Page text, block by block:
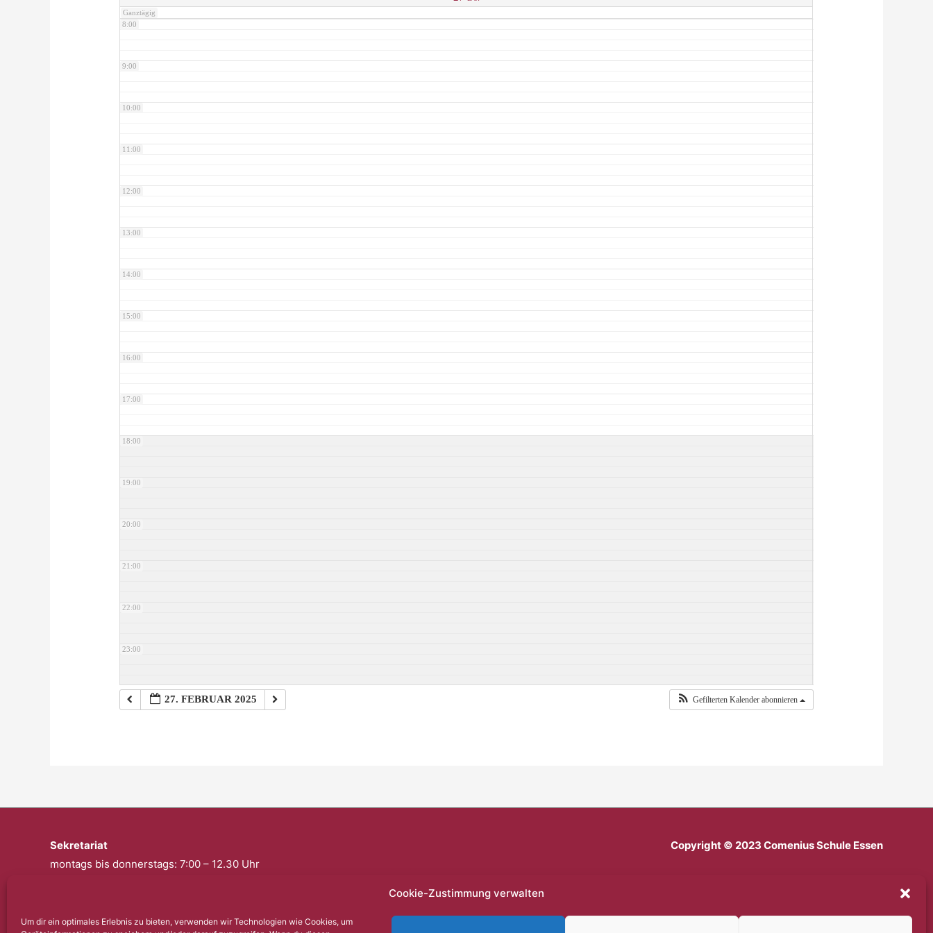
Cookie-Zustimmung verwalten
Um dir ein optimales Erlebnis zu bieten, verwenden wir Technologien wie Cookies, um
Ganztägig
8:00
9:00
10:00
11:00
12:00
13:00
14:00
15:00
16:00
17:00
18:00
19:00
20:00
21:00
22:00
23:00
27. FEBRUAR 2025 Gefilterten Kalender abonnieren
Sekretariat
montags bis donnerstags: 7:00 – 12.30 Uhr
Telefon: 0201 – 57 17 430
Copyright © 2023 Comenius Schule Essen
Haftungsausschluss